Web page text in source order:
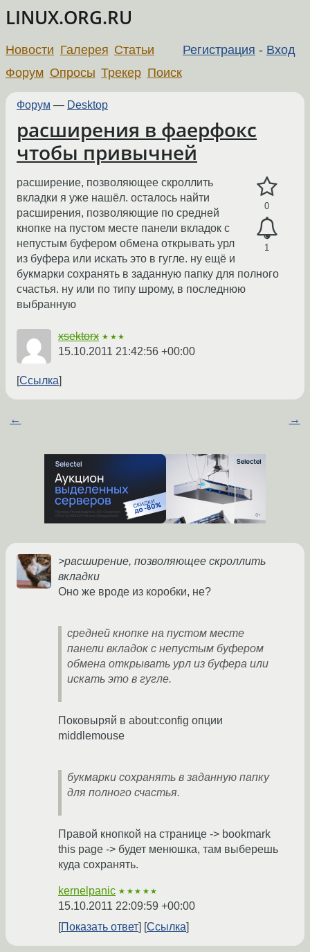
LINUX.ORG.RU
Регистрация - Вход
Новости Галерея Статьи
Форум Опросы Трекер Поиск
Форум — Desktop
расширения в фаерфокс
чтобы привычней
0
1
расширение, позволяющее скроллить
вкладки я уже нашёл. осталось найти
расширения, позволяющие по средней
кнопке на пустом месте панели вкладок с
непустым буфером обмена открывать урл
из буфера или искать это в гугле. ну ещё и
букмарки сохранять в заданную папку для полного
счастья. ну или по типу шрому, в последнюю
выбранную
xsektorx ★★★
15.10.2011 21:42:56 +00:00
Ссылка
← →
>расширение, позволяющее скроллить
вкладки
Оно же вроде из коробки, не?
средней кнопке на пустом месте
панели вкладок с непустым буфером
обмена открывать урл из буфера или
искать это в гугле.
Поковыряй в about:config опции
middlemouse
букмарки сохранять в заданную папку
для полного счастья.
Правой кнопкой на странице -> bookmark
this page -> будет менюшка, там выберешь
куда сохранять.
kernelpanic ★★★★★
15.10.2011 22:09:59 +00:00
Показать ответ
Ссылка